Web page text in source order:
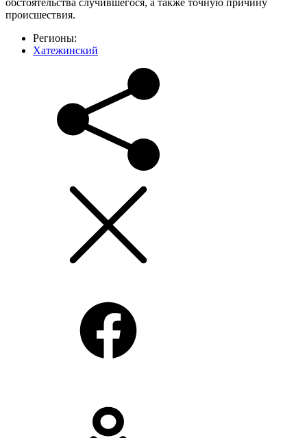
обстоятельства случившегося, а также точную причину
происшествия.
Регионы:
Хатежинский